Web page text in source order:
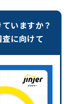
いますか？
に向けて